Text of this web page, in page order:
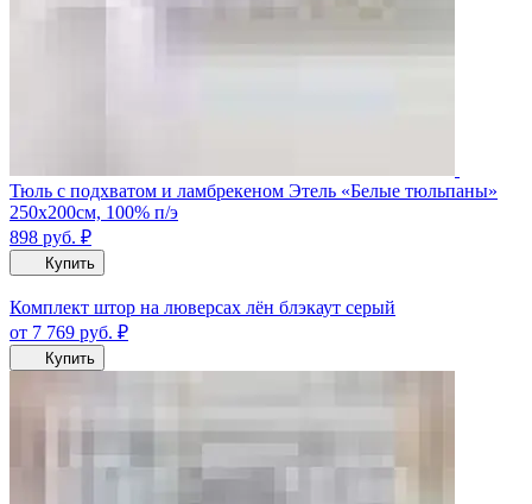
Тюль с подхватом и ламбрекеном Этель «Белые тюльпаны»
250х200см, 100% п/э
898 руб. ₽
Купить
Комплект штор на люверсах лён блэкаут серый
от 7 769 руб. ₽
Купить